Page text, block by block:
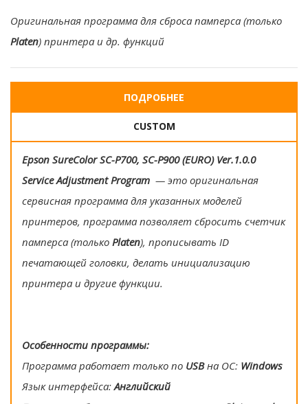
Оригинальная программа для сброса памперса (только
Platen) принтера и др. функций
ПОДРОБНЕЕ
CUSTOM
Epson SureColor SC-P700, SC-P900 (EURO) Ver.1.0.0
Service Adjustment Program — это оригинальная
сервисная программа для указанных моделей
принтеров, программа позволяет сбросить счетчик
памперса (только Platen), прописывать ID
печатающей головки, делать инициализацию
принтера и другие функции.
Особенности программы:
Программа работает только по USBна ОС: Windows
Язык интерфейса:Английский